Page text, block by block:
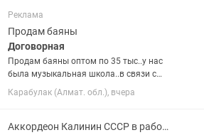
сайрап тұр оригинал Юпитер...
Реклама
Продам баяны
Договорная
Продам баяны оптом по 35 тыс..у нас
была музыкальная школа..в связи с
закрытием баяны продаются..если в
розницу цена другая зависит от
состоянии..бережно...
Карабулак (Алмат. обл.), вчера
Аккордеон Калинин СССР в рабочем состоянии с футляром